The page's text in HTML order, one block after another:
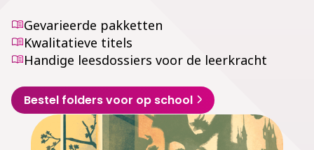
Gevarieerde pakketten
Kwalitatieve titels
Handige leesdossiers voor de leerkracht
Bestel folders voor op school